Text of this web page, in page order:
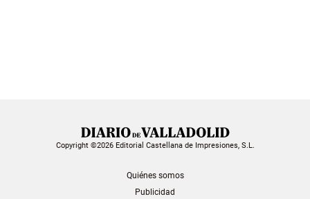
Copyright ©2026 Editorial Castellana de Impresiones, S.L.
Quiénes somos
Publicidad